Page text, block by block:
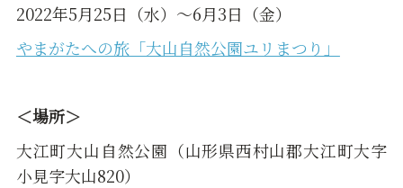
2022年5月25日（水）～6月3日（金）
やまがたへの旅「大山自然公園ユリまつり」
＜場所＞
大江町大山自然公園（山形県西村山郡大江町大字
小見字大山820）